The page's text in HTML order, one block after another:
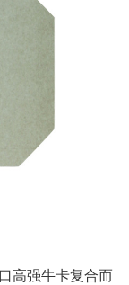
高强牛卡复合而